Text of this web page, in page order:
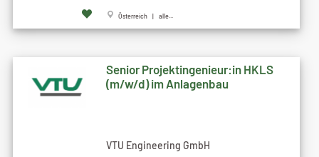
Österreich | alle...
Senior Projektingenieur:in HKLS
(m/w/d) im Anlagenbau
VTU Engineering GmbH